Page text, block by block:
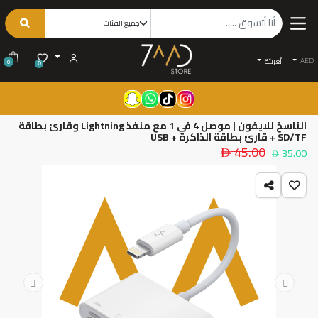
AED الْعَرَبيّة 0
0
الناسخ للايفون | موصل 4 في 1 مع منفذ Lightning وقارئ بطاقة
SD/TF + قارئ بطاقة الذاكرة + USB
35.00
45.00